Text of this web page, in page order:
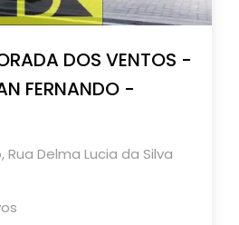
DOS VENTOS -
FERNANDO -
Rua Delma Lucia da Silva